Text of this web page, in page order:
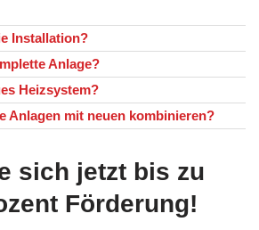
Installation?
Anlage?
Heizsystem?
Anlagen mit neuen kombinieren?
sich jetzt bis zu
Förderung!